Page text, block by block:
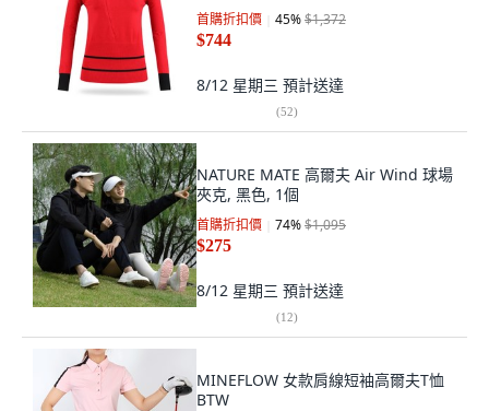
首購折扣價 45%$1,372
$744
8/12 星期三 預計送達
(52)
NATURE MATE 高爾夫 Air Wind 球場
夾克, 黑色, 1個
首購折扣價 74%$1,095
$275
8/12 星期三 預計送達
(12)
MINEFLOW 女款肩線短袖高爾夫T恤
BTW